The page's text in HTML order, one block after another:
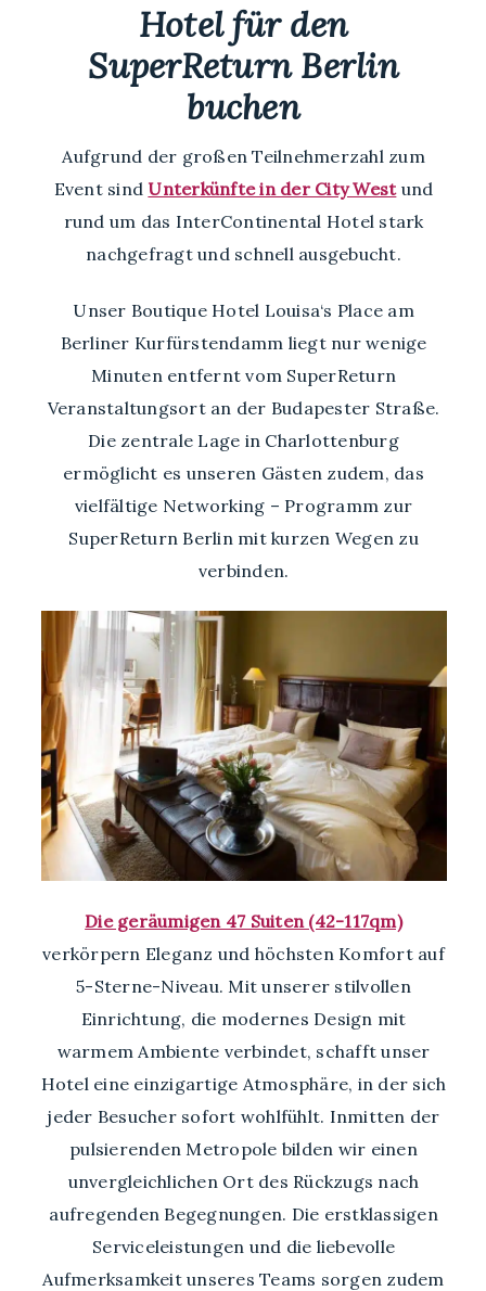
Hotel für den
SuperReturn Berlin
buchen
Aufgrund der großen Teilnehmerzahl zum
Event sind Unterkünfte in der City Westund
rund um das InterContinental Hotel stark
nachgefragt und schnell ausgebucht.
Unser Boutique Hotel Louisa‘s Place am
Berliner Kurfürstendamm liegt nur wenige
Minuten entfernt vom SuperReturn
Veranstaltungsort an der Budapester Straße.
Die zentrale Lage in Charlottenburg
ermöglicht es unseren Gästen zudem, das
vielfältige Networking – Programm zur
SuperReturn Berlin mit kurzen Wegen zu
verbinden.
Die geräumigen 47 Suiten (42-117qm)
verkörpern Eleganz und höchsten Komfort auf
5-Sterne-Niveau. Mit unserer stilvollen
Einrichtung, die modernes Design mit
warmem Ambiente verbindet, schafft unser
Hotel eine einzigartige Atmosphäre, in der sich
jeder Besucher sofort wohlfühlt. Inmitten der
pulsierenden Metropole bilden wir einen
unvergleichlichen Ort des Rückzugs nach
aufregenden Begegnungen. Die erstklassigen
Serviceleistungen und die liebevolle
Aufmerksamkeit unseres Teams sorgen zudem